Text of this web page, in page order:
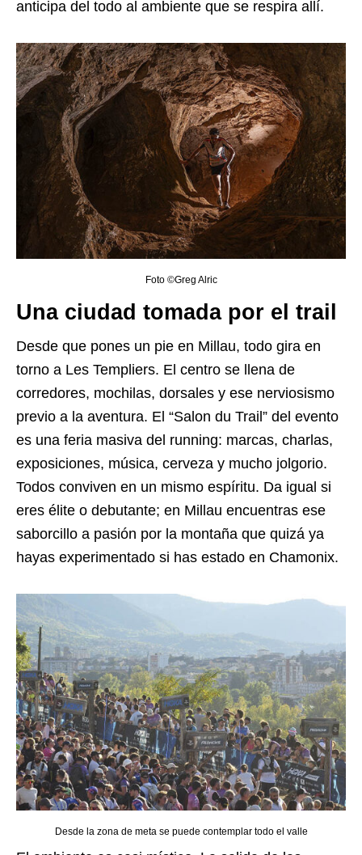
anticipa del todo al ambiente que se respira allí.
Foto ©Greg Alric
Una ciudad tomada por el trail
Desde que pones un pie en Millau, todo gira en
torno a Les Templiers. El centro se llena de
corredores, mochilas, dorsales y ese nerviosismo
previo a la aventura. El “Salon du Trail” del evento
es una feria masiva del running: marcas, charlas,
exposiciones, música, cerveza y mucho jolgorio.
Todos conviven en un mismo espíritu. Da igual si
eres élite o debutante; en Millau encuentras ese
saborcillo a pasión por la montaña que quizá ya
hayas experimentado si has estado en Chamonix.
Desde la zona de meta se puede contemplar todo el valle